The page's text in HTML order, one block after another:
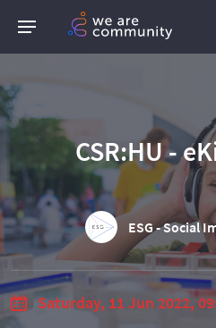
CSR:HU -
ESG - Social
Saturday, 11 Jun 2022,